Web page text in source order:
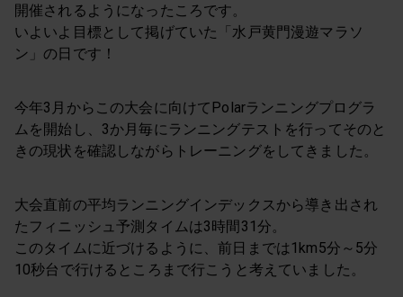
開催されるようになったころです。
いよいよ目標として掲げていた「水戸黄門漫遊マラソ
ン」の日です！
今年3月からこの大会に向けてPolarランニングプログラ
ムを開始し、3か月毎にランニングテストを行ってそのと
きの現状を確認しながらトレーニングをしてきました。
大会直前の平均ランニングインデックスから導き出され
たフィニッシュ予測タイムは3時間31分。
このタイムに近づけるように、前日までは1km5分～5分
10秒台で行けるところまで行こうと考えていました。